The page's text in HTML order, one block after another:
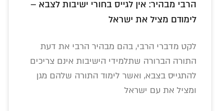
הרבי מבהיר: אין לגייס בחורי ישיבות לצבא –
לימודם מציל את ישראל
לקט מדברי הרבי, בהם מבהיר הרבי את דעת
התורה הברורה שתלמידי הישיבות אינם צריכים
להתגייס בצבא, ואשר לימוד התורה שלהם מגן
ומציל את עם ישראל